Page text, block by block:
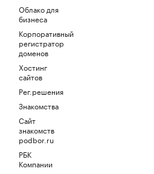
Облако для
бизнеса
Корпоративный
регистратор
доменов
Хостинг
сайтов
Рег.решения
Знакомства
Сайт
знакомств
podbor.ru
РБК
Компании